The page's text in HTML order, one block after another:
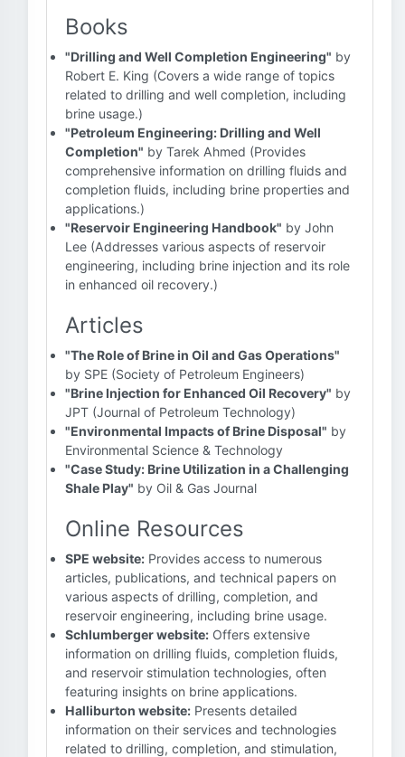
Books
"Drilling and Well Completion Engineering" by
Robert E. King (Covers a wide range of topics
related to drilling and well completion, including
brine usage.)
"Petroleum Engineering: Drilling and Well
Completion" by Tarek Ahmed (Provides
comprehensive information on drilling fluids and
completion fluids, including brine properties and
applications.)
"Reservoir Engineering Handbook" by John
Lee (Addresses various aspects of reservoir
engineering, including brine injection and its role
in enhanced oil recovery.)
Articles
"The Role of Brine in Oil and Gas Operations"
by SPE (Society of Petroleum Engineers)
"Brine Injection for Enhanced Oil Recovery" by
JPT (Journal of Petroleum Technology)
"Environmental Impacts of Brine Disposal" by
Environmental Science & Technology
"Case Study: Brine Utilization in a Challenging
Shale Play" by Oil & Gas Journal
Online Resources
SPE website: Provides access to numerous
articles, publications, and technical papers on
various aspects of drilling, completion, and
reservoir engineering, including brine usage.
Schlumberger website: Offers extensive
information on drilling fluids, completion fluids,
and reservoir stimulation technologies, often
featuring insights on brine applications.
Halliburton website: Presents detailed
information on their services and technologies
related to drilling, completion, and stimulation,